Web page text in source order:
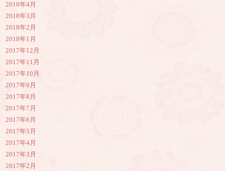
2018年4月
2018年3月
2018年2月
2018年1月
2017年12月
2017年11月
2017年10月
2017年9月
2017年8月
2017年7月
2017年6月
2017年5月
2017年4月
2017年3月
2017年2月